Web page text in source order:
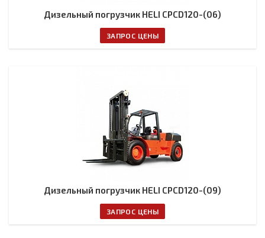
Дизельный погрузчик HELI CPCD120-(06)
ЗАПРОС ЦЕНЫ
Дизельный погрузчик HELI CPCD120-(09)
ЗАПРОС ЦЕНЫ